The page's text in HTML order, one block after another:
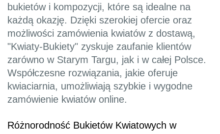
bukietów i kompozycji, które są idealne na
każdą okazję. Dzięki szerokiej ofercie oraz
możliwości zamówienia kwiatów z dostawą,
"Kwiaty-Bukiety" zyskuje zaufanie klientów
zarówno w Starym Targu, jak i w całej Polsce.
Współczesne rozwiązania, jakie oferuje
kwiaciarnia, umożliwiają szybkie i wygodne
zamówienie kwiatów online.
Różnorodność Bukietów Kwiatowych w